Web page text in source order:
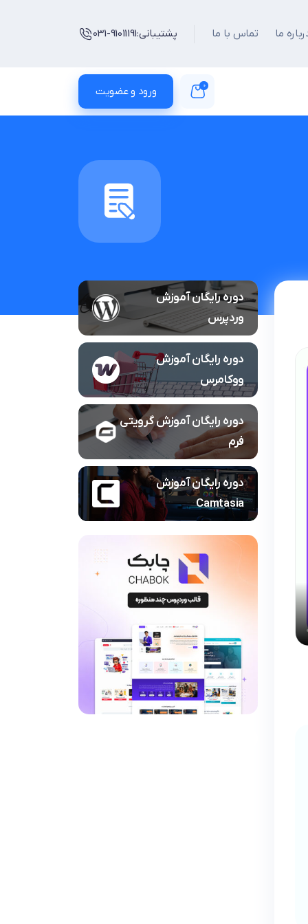
ما تماس با ما پشتیبانی:031-91011191
0 ورود و عضویت
دوره رایگان آموزش
وردپرس
دوره رایگان آموزش
ووکامرس
دوره رایگان آموزش گرویتی
فرم
دوره رایگان آموزش
Camtasia